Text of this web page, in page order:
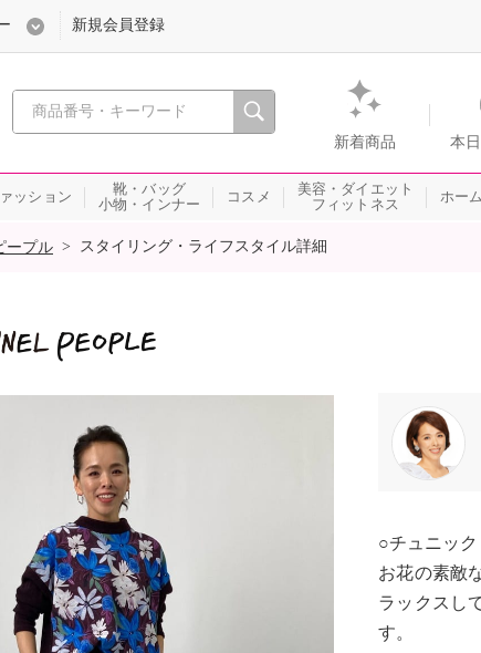
心おどる、瞬間を。通販・テレビショッピングのショッ
新着商品 本
新規会員登録
ッション
靴・バッグ
小物・インナー
コスメ
美容・ダイエット
フィットネス
ホー
ープル > スタイリング・ライフスタイル詳細
○チュニック
お花の素敵
ラックスし
す。